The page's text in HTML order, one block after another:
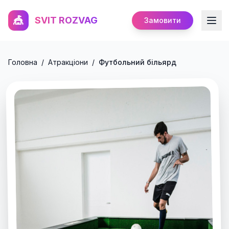
🎪 SVIT ROZVAG Замовити
Головна / Атракціони / Футбольний більярд